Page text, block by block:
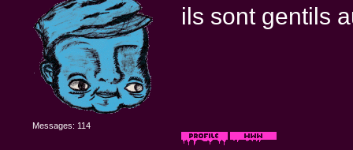
Messages: 114
ils sont gentils